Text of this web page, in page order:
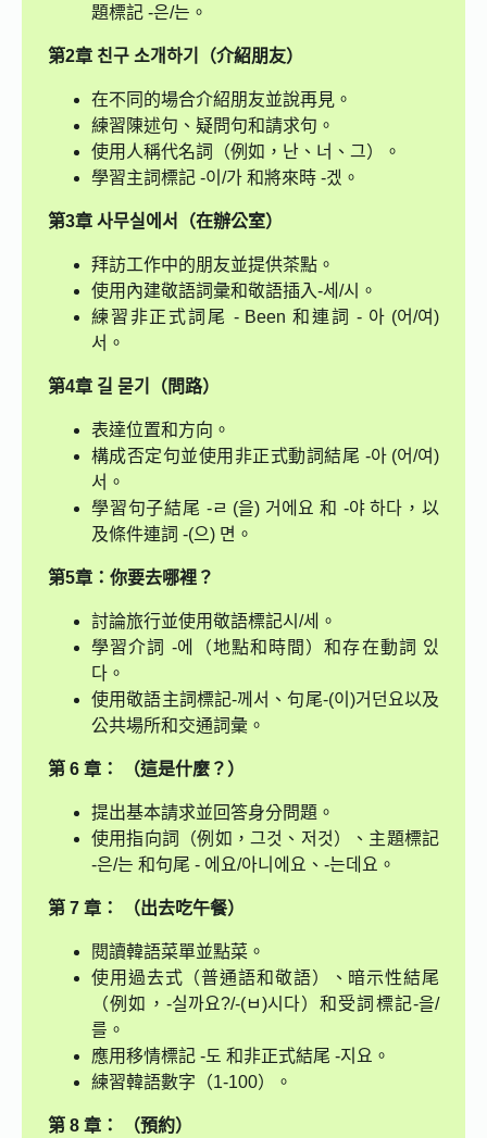
題標記 -은/는。
第2章 친구 소개하기（介紹朋友）
在不同的場合介紹朋友並說再見。
練習陳述句、疑問句和請求句。
使用人稱代名詞（例如，난、너、그）。
學習主詞標記 -이/가 和將來時 -겠。
第3章 사무실에서（在辦公室）
拜訪工作中的朋友並提供茶點。
使用內建敬語詞彙和敬語插入-세/시。
練習非正式詞尾 - Been 和連詞 - 아 (어/여)
서。
第4章 길 묻기（問路）
表達位置和方向。
構成否定句並使用非正式動詞結尾 -아 (어/여)
서。
學習句子結尾 -ㄹ (을) 거에요 和 -야 하다，以
及條件連詞 -(으) 면。
第5章：你要去哪裡？
討論旅行並使用敬語標記시/세。
學習介詞 -에（地點和時間）和存在動詞 있
다。
使用敬語主詞標記-께서、句尾-(이)거던요以及
公共場所和交通詞彙。
第 6 章： （這是什麼？）
提出基本請求並回答身分問題。
使用指向詞（例如，그것、저것）、主題標記
-은/는 和句尾 - 에요/아니에요、-는데요。
第 7 章： （出去吃午餐）
閱讀韓語菜單並點菜。
使用過去式（普通語和敬語）、暗示性結尾
（例如，-실까요?/-(ㅂ)시다）和受詞標記-을/
를。
應用移情標記 -도 和非正式結尾 -지요。
練習韓語數字（1-100）。
第 8 章： （預約）